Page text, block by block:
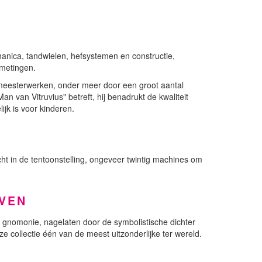
tandwielen, hefsystemen en constructie,
onder meer door een groot aantal
van Vitruvius" betreft, hij benadrukt de kwaliteit
is voor kinderen.
in de tentoonstelling, ongeveer twintig machines om
nagelaten door de symbolistische dichter
collectie één van de meest uitzonderlijke ter wereld.